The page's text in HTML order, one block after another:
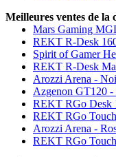
Meilleures ventes de la
Mars Gaming
REKT R-Desk
Spirit of Gamer
REKT R-Desk
Arozzi Arena -
Azgenon GT120 -
REKT RGo Desk
REKT RGo
Arozzi Arena -
REKT RGo